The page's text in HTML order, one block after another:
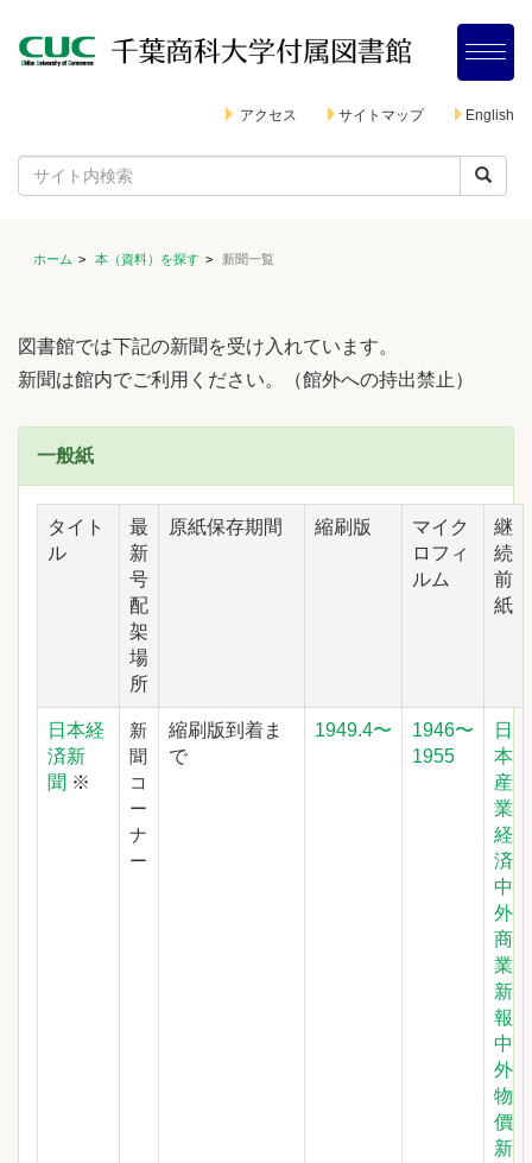
アクセス サイトマップ English
ホーム 本（資料）を探す 新聞一覧
図書館では下記の新聞を受け入れています。
新聞は館内でご利用ください。（館外への持出禁止）
一般紙
タイト
ル
最
新
号
配
架
場
所
原紙保存期間 縮刷版
マイク
ロフィ
ルム
継
続
前
紙
日本経
済新
聞 ※
新
聞
コ
ー
ナ
ー
縮刷版到着ま
で
1949.4〜
1946〜
1955
日
本
産
業
経
済
中
外
商
業
新
報
中
外
物
價
新